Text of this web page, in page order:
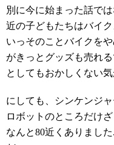
別に今に始まった話で
近の子どもたちはバイ
いっそのことバイクを
がきっとグッズも売れ
としてもおかしくない気
にしても、シンケンジ
ロボットのところだけ
なんと80近くありまし